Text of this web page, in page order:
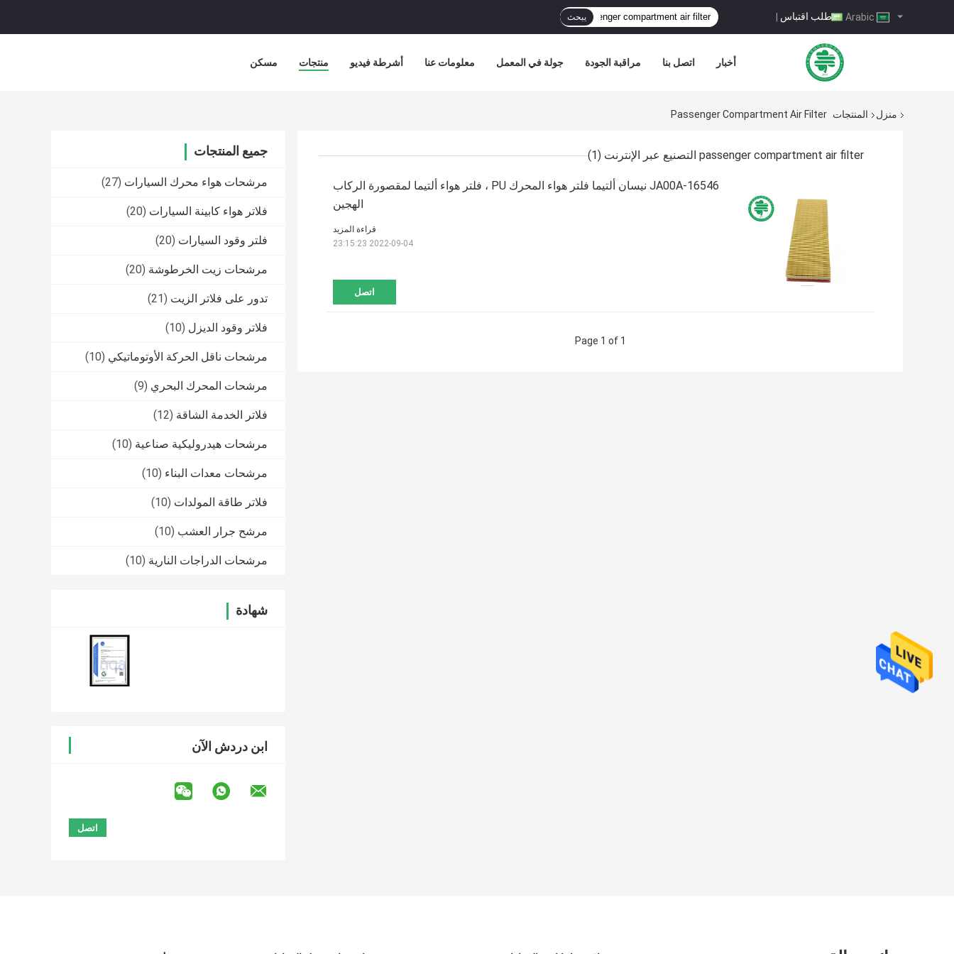
طلب اقتباس | يبحث
مسكن منتجات أشرطة فيديو معلومات عنا جولة في المعمل مراقبة الجودة اتصل بنا أخبار
منزل المنتجات Passenger Compartment Air Filter
جميع المنتجات
مرشحات هواء محرك السيارات (27)
فلاتر هواء كابينة السيارات (20)
فلتر وقود السيارات (20)
مرشحات زيت الخرطوشة (20)
تدور على فلاتر الزيت (21)
فلاتر وقود الديزل (10)
مرشحات ناقل الحركة الأوتوماتيكي (10)
مرشحات المحرك البحري (9)
فلاتر الخدمة الشاقة (12)
مرشحات هيدروليكية صناعية (10)
مرشحات معدات البناء (10)
فلاتر طاقة المولدات (10)
مرشح جرار العشب (10)
مرشحات الدراجات النارية (10)
شهادة
ابن دردش الآن
passenger compartment air filter التصنيع عبر الإنترنت (1)
16546-JA00A نيسان ألتيما فلتر هواء المحرك PU ، فلتر هواء ألتيما لمقصورة الركاب
الهجين
اتصل
قراءة المزيد
2022-09-04 23:15:23
Page 1 of 1